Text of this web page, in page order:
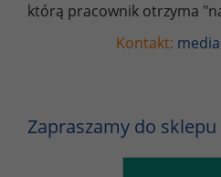
którą pracownik otrzyma
Kontakt:
Zapraszamy do